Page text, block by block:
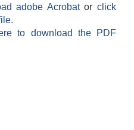
adobe Acrobatorclick
to download the PDF